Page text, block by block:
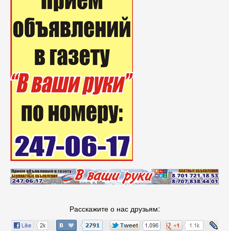
Расскажите о нас друзьям: